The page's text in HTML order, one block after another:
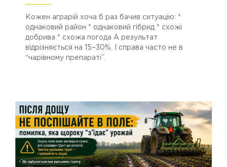
Кожен аграрій хоча б раз бачив ситуацію: *
однаковий район * однаковий гібрид * схожі
добрива * схожа погода А результат
відрізняється на 15–30%. І справа часто не в
“чарівному препараті”.